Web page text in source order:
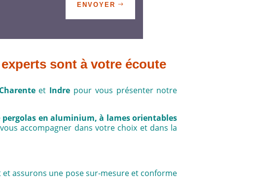
ENVOYER
sont à votre écoute
et Indre pour vous présenter notre
pergolas en aluminium, à lames orientables
accompagner dans votre choix et dans la
assurons une pose sur-mesure et conforme